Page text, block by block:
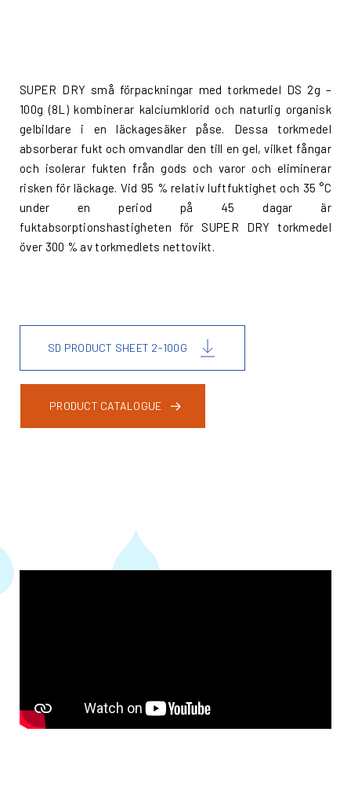
SUPER DRY små förpackningar med torkmedel DS 2g –
100g (8L) kombinerar kalciumklorid och naturlig organisk
gelbildare i en läckagesäker påse. Dessa torkmedel
absorberar fukt och omvandlar den till en gel, vilket fångar
och isolerar fukten från gods och varor och eliminerar
risken för läckage. Vid 95 % relativ luftfuktighet och 35 °C
under en period på 45 dagar är
fuktabsorptionshastigheten för SUPER DRY torkmedel
över 300 % av torkmedlets nettovikt.
SD PRODUCT SHEET 2-100G
PRODUCT CATALOGUE